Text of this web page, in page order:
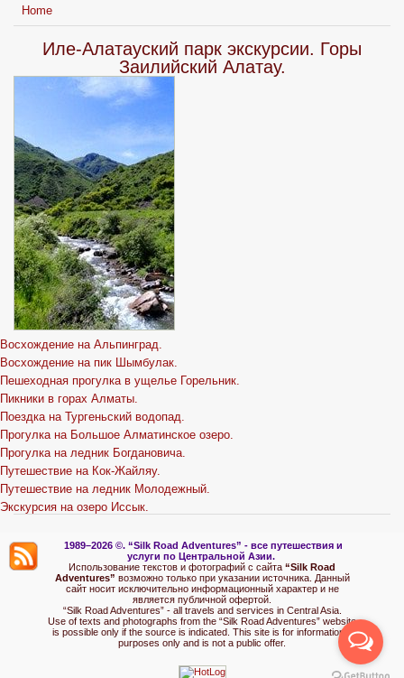
Home
Иле-Алатауский парк экскурсии. Горы
Заилийский Алатау.
Восхождение на Альпинград.
Восхождение на пик Шымбулак.
Пешеходная прогулка в ущелье Горельник.
Пикники в горах Алматы.
Поездка на Тургеньский водопад.
Прогулка на Большое Алматинское озеро.
Прогулка на ледник Богдановича.
Путешествие на Кок-Жайляу.
Путешествие на ледник Молодежный.
Экскурсия на озеро Иссык.
1989–2026 ©. “Silk Road Adventures” - все путешествия и
услуги по Центральной Азии.
Использование текстов и фотографий с сайта “Silk Road
Adventures” возможно только при указании источника. Данный
сайт носит исключительно информационный характер и не
является публичной офертой.
“Silk Road Adventures” - all travels and services in Central Asia.
Use of texts and photographs from the “Silk Road Adventures” website
is possible only if the source is indicated. This site is for informational
purposes only and is not a public offer.